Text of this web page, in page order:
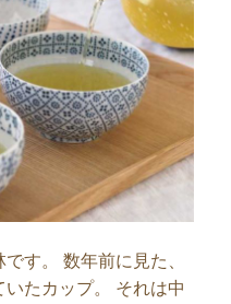
す。 数年前に見た、
たカップ。 それは中